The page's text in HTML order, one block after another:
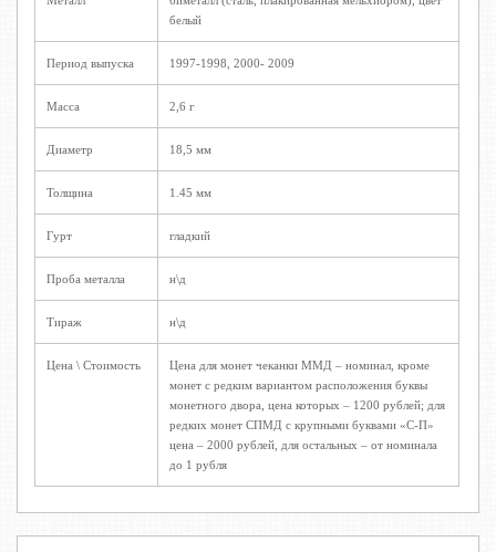
белый
Период выпуска 1997-1998, 2000- 2009
Масса 2,6 г
Диаметр 18,5 мм
Толщина 1.45 мм
Гурт гладкий
Проба металла н\д
Тираж н\д
Цена \ Стоимость
Цена для монет чеканки ММД – номинал, кроме
монет с редким вариантом расположения буквы
монетного двора, цена которых – 1200 рублей; для
редких монет СПМД с крупными буквами «С-П»
цена – 2000 рублей, для остальных – от номинала
до 1 рубля